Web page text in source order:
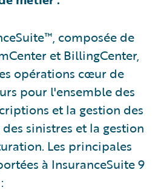
composée de
et BillingCenter,
opérations cœur de
pour l'ensemble des
et la gestion des
sinistres et la gestion
Les principales
à InsuranceSuite 9